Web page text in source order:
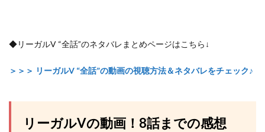
◆リーガルV “全話”のネタバレまとめページはこちら↓
＞＞＞ リーガルV “全話”の動画の視聴方法＆ネタバレをチェック♪
リーガルVの動画！8話までの感想